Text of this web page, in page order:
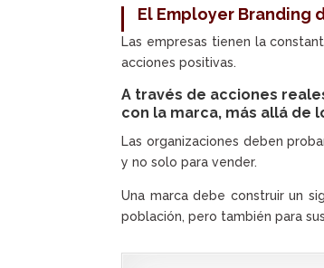
El Employer Branding
Las empresas tienen la
acciones positivas.
A través de acciones
con la marca, más allá de
Las organizaciones deben
y no solo para vender.
Una marca debe construir un
población, pero también para